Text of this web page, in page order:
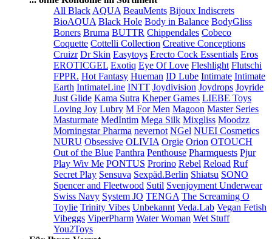
All Black AQUA BeauMents Bijoux Indiscrets
BioAQUA Black Hole Body in Balance BodyGliss
Boners Bruma BUTTR Chippendales Cobeco
Coquette Cottelli Collection Creative Conceptions
Cruizr Dr Skin Easytoys Erecto Cock Essentials Eros
EROTICGEL Exotiq Eye Of Love Fleshlight Flutschi
FPPR. Hot Fantasy Hueman ID Lube Intimate Intimate
Earth IntimateLine INTT Joydivision Joydrops Joyride
Just Glide Kama Sutra Kheper Games LIEBE Toys
Loving Joy Lubry M For Men Magoon Master Series
Masturmate MedIntim Mega Silk Mixgliss Moodzz
Morningstar Pharma nevernot NGel NUEI Cosmetics
NURU Obsessive OLIVIA Orgie Orion OTOUCH
Out of the Blue Panthra Penthouse Pharmquests Pjur
Play Wiv Me PONTUS Prorino Rebel Reload Ruf
Secret Play Sensuva Sexpäd.Berlin Shiatsu SONO
Spencer and Fleetwood Sutil Svenjoyment Underwear
Swiss Navy System JO TENGA The Screaming O
Toylie Trinity Vibes Unbekannt Veda.Lab Vegan Fetish
Vibeggs ViperPharm Water Woman Wet Stuff
You2Toys